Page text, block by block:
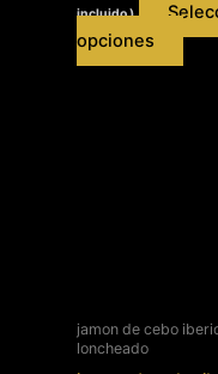
incluido )
opciones
Este
en
jamon de cebo
loncheado